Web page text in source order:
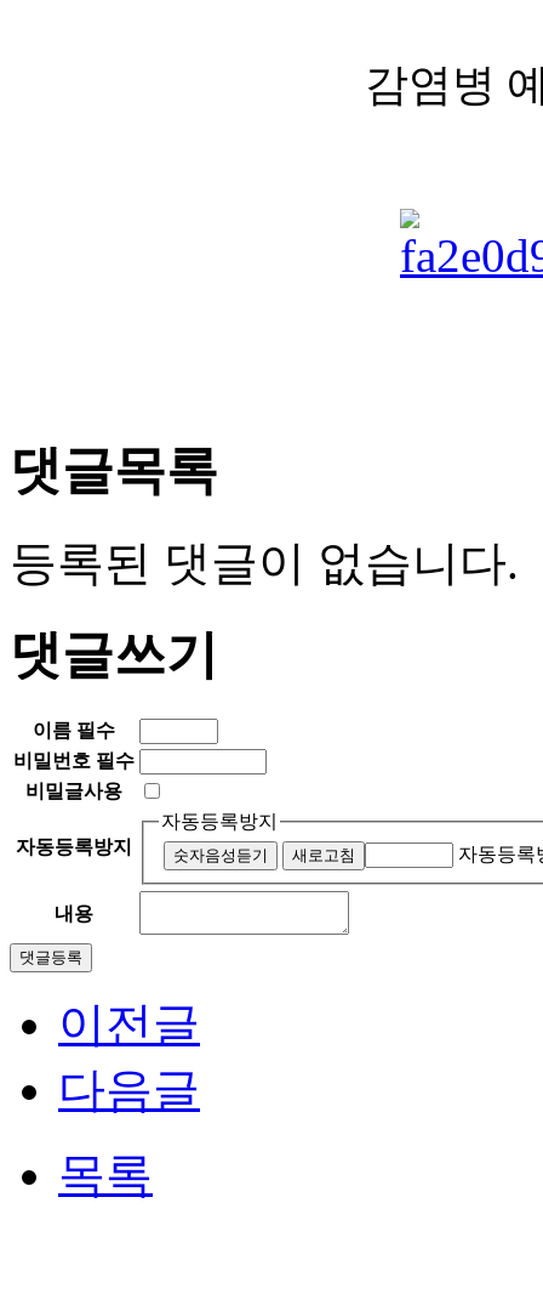
감염병
댓글목록
등록된 댓글이 없습니다.
댓글쓰기
이름 필수
비밀번호 필수
비밀글사용
자동등록방지
자동등록방지
숫자음성듣기 새로고침 자동등록
내용
이전글
다음글
목록